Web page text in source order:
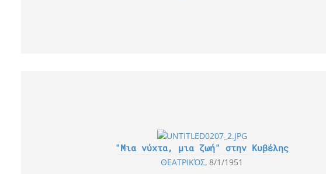
"Μια νύχτα, μια ζωή" στην Κυβέλης
ΘΕΑΤΡΙΚΌΣ 8/1/1951